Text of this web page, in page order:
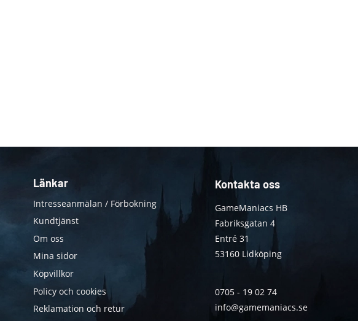
Länkar
Intresseanmälan / Förbokning
Kundtjänst
Om oss
Mina sidor
Köpvillkor
Policy och cookies
Reklamation och retur
Kontakta oss
GameManiacs HB
Fabriksgatan 4
Entré 31
53160 Lidköping
0705 - 19 02 74
info@gamemaniacs.se